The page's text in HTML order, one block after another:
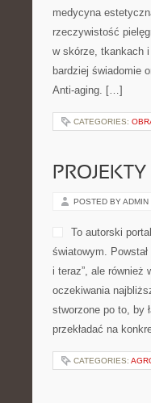
medycyna
rzeczywistość
w skórze, tkankach
bardziej świadomie
Anti-aging. […]
CATEGORIES:
POSTED BY ADMIN
To autorski
światowym.
i teraz”, ale również
oczekiwania
stworzone po to, by
przekładać na
CATEGORIES: